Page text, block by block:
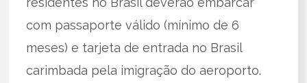
com passaporte válido (mínimo de 6
meses) e tarjeta de entrada no Brasil
carimbada pela imigração do aeroporto.